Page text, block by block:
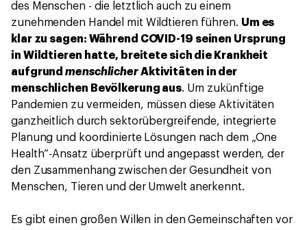
des Menschen - die letztlich auch zu einem
zunehmenden Handel mit Wildtieren führen. Um es
klar zu sagen: Während COVID-19 seinen Ursprung
in Wildtieren hatte, breitete sich die Krankheit
aufgrundmenschlicherAktivitäten in der
menschlichen Bevölkerung aus. Um zukünftige
Pandemien zu vermeiden, müssen diese Aktivitäten
ganzheitlich durch sektorübergreifende, integrierte
Planung und koordinierte Lösungen nach dem „One
Health“-Ansatz überprüft und angepasst werden, der
den Zusammenhang zwischen der Gesundheit von
Menschen, Tieren und der Umwelt anerkennt.
Es gibt einen großen Willen in den Gemeinschaften vor